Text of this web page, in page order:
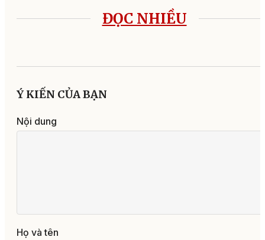
ĐỌC NHIỀU
Ý KIẾN CỦA BẠN
Nội dung
Họ và tên